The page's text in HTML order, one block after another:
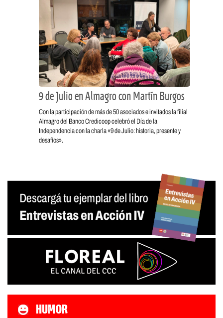
9 de Julio en Almagro con Martín Burgos
Con la participación de más de 50 asociados e invitados la filial
Almagro del Banco Credicoop celebró el Día de la
Independencia con la charla «9 de Julio: historia, presente y
desafíos».
HUMOR